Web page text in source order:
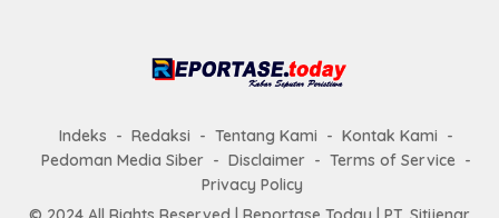
Indeks Redaksi Tentang Kami
Kontak Kami
Pedoman Media Siber
Disclaimer
Terms of Service
Privacy Policy